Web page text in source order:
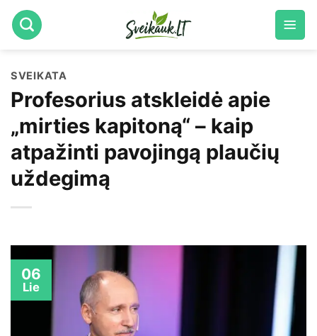
Skip
to
SVEIKATA
Profesorius atskleidė apie
„mirties kapitoną“ – kaip
atpažinti pavojingą plaučių
uždegimą
06
Lie